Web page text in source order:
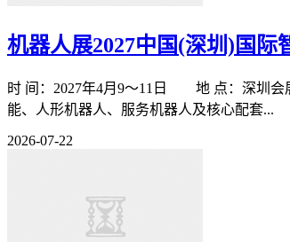
机器人展2027中国(深圳)国际
时 间：2027年4月9～11日 地 点：深圳会
能、人形机器人、服务机器人及核心配套...
2026-07-22